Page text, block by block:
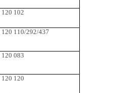
120 102
120 110/292/437
120 083
120 120